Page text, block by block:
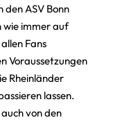
ASV Bonn
wie immer auf
Fans
Voraussetzungen
Rheinländer
lassen.
von den